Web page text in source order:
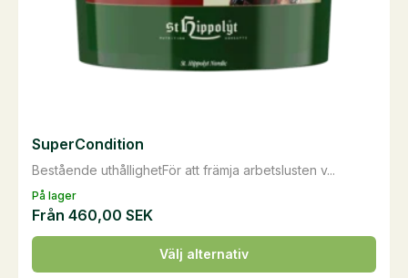
På lager
Bestående uthållighetFör att främja arbetslusten v...
SuperCondition
Från 460,00 SEK
Välj alternativ
Den
här